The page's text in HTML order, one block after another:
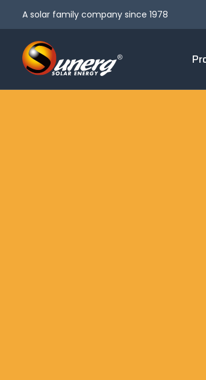
A solar family company since 1978